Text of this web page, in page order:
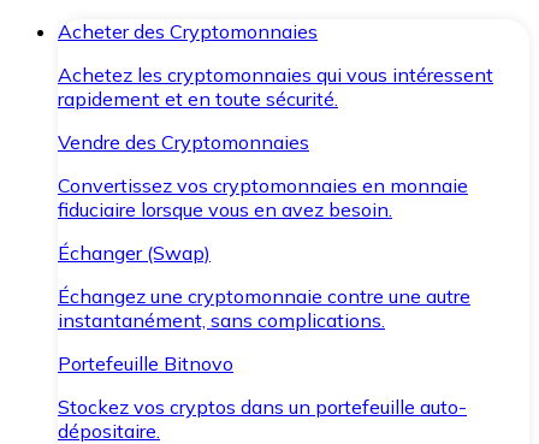
Acheter des Cryptomonnaies
Achetez les cryptomonnaies qui vous intéressent
rapidement et en toute sécurité.
Vendre des Cryptomonnaies
Convertissez vos cryptomonnaies en monnaie
fiduciaire lorsque vous en avez besoin.
Échanger (Swap)
Échangez une cryptomonnaie contre une autre
instantanément, sans complications.
Portefeuille Bitnovo
Stockez vos cryptos dans un portefeuille auto-
dépositaire.